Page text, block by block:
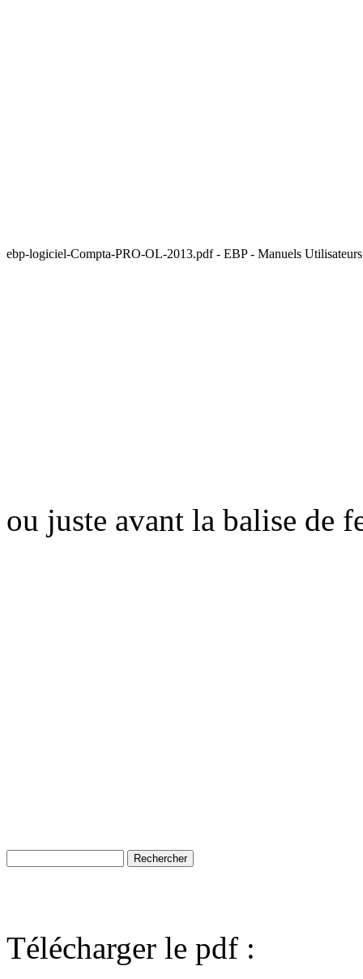
ebp-logiciel-Compta-PRO-OL-2013.pdf - EBP - Manuels
ou juste avant la balise de
Télécharger le pdf :